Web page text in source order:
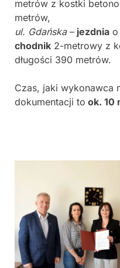
metrów z kostki
metrów,
ul. Gdańska– jezdnia o
chodnik 2-metrowy z
długości 390 metrów.
Czas, jaki wykonawca
dokumentacji to ok. 10